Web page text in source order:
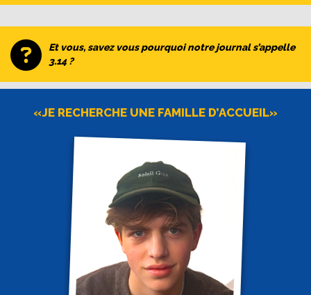
Et vous, savez vous pourquoi notre journal s’appelle
3.14 ?
«JE RECHERCHE UNE FAMILLE D’ACCUEIL»